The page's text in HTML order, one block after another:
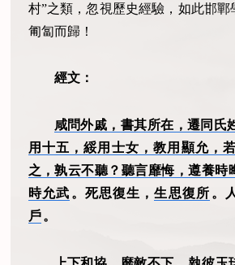
村”之類，忽視歷史經驗，如此邯鄲
匍匐而歸！
經文：
咸問外戚，書其所在，遷同氏
用十五，綏用士女，教用顯允，
之，孰云不聽？聽言靡悔，遵養時
時允武 。死思復生，生思復 所 。
戶 。